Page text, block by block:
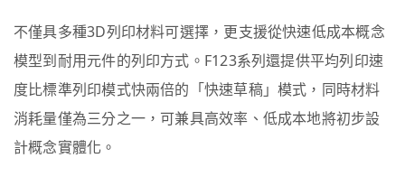
不僅具多種3D列印材料可選擇，更支援從快速低成本概念
模型到耐用元件的列印方式。F123系列還提供平均列印速
度比標準列印模式快兩倍的「快速草稿」模式，同時材料
消耗量僅為三分之一，可兼具高效率、低成本地將初步設
計概念實體化。